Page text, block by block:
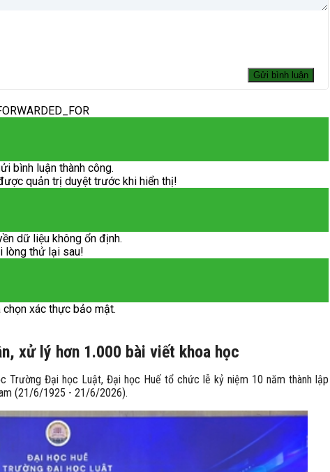
bình luận thành công.
quản trị duyệt trước khi hiển thị!
dữ liệu không ổn định.
lòng thử lại sau!
chọn xác thực bảo mật.
xử lý hơn 1.000 bài viết khoa học
Trường Đại học Luật, Đại học Huế tổ chức lễ kỷ niệm 10 năm thành lập
(21/6/1925 - 21/6/2026).